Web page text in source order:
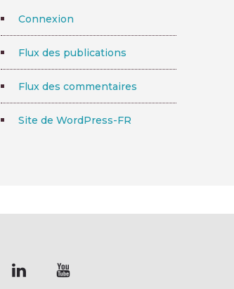
Connexion
Flux des publications
Flux des commentaires
Site de WordPress-FR